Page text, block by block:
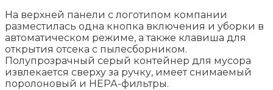
На верхней панели с логотипом компании
разместилась одна кнопка включения и уборки в
автоматическом режиме, а также клавиша для
открытия отсека с пылесборником.
Полупрозрачный серый контейнер для мусора
извлекается сверху за ручку, имеет снимаемый
поролоновый и НЕРА-фильтры.